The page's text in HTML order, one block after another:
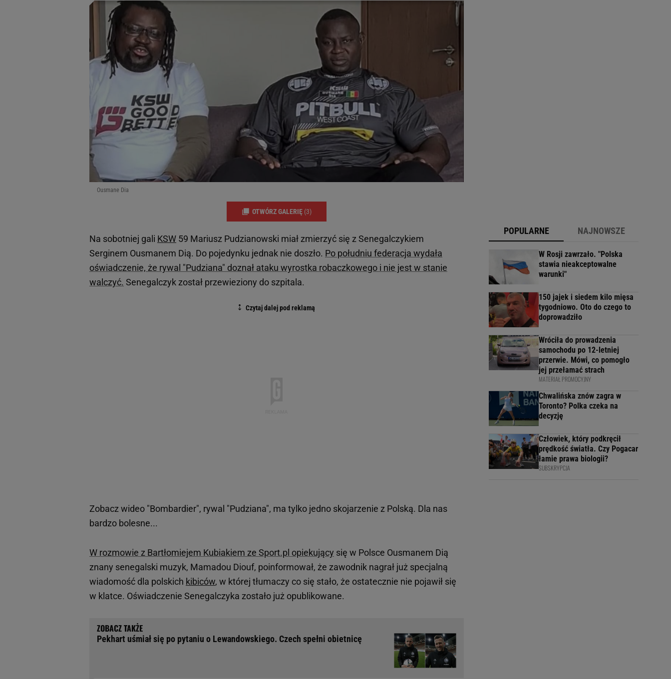
Ousmane Dia
OTWÓRZ GALERIĘ (3)
Na sobotniej gali KSW 59 Mariusz Pudzianowski miał zmierzyć się z Senegalczykiem
Serginem Ousmanem Dią. Do pojedynku jednak nie doszło. Po południu federacja wydała
oświadczenie, że rywal "Pudziana" doznał ataku wyrostka robaczkowego i nie jest w stanie
walczyć. Senegalczyk został przewieziony do szpitala.
Zobacz wideo "Bombardier", rywal "Pudziana", ma tylko jedno skojarzenie z Polską. Dla nas
bardzo bolesne...
W rozmowie z Bartłomiejem Kubiakiem ze Sport.pl opiekujący się w Polsce Ousmanem Dią
znany senegalski muzyk, Mamadou Diouf, poinformował, że zawodnik nagrał już specjalną
wiadomość dla polskich kibiców, w której tłumaczy co się stało, że ostatecznie nie pojawił się
w klatce. Oświadczenie Senegalczyka zostało już opublikowane.
Pekhart uśmiał się po pytaniu o Lewandowskiego. Czech spełni obietnicę
POPULARNE NAJNOWSZE
W Rosji zawrzało. "Polska
stawia nieakceptowalne
warunki"
150 jajek i siedem kilo mięsa
tygodniowo. Oto do czego to
doprowadziło
Wróciła do prowadzenia
samochodu po 12-letniej
przerwie. Mówi, co pomogło
jej przełamać strach
MATERIAŁ PROMOCYJNY
Chwalińska znów zagra w
Toronto? Polka czeka na
decyzję
Człowiek, który podkręcił
prędkość światła. Czy Pogacar
łamie prawa biologii?
SUBSKRYPCJA